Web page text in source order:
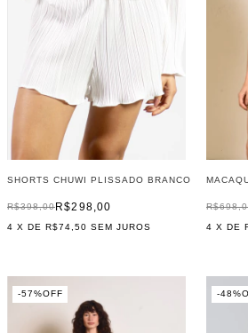
SHORTS CHUWI PLISSADO BRANCO
R$298,00
R$398,00
4 X DER$74,50 SEM JUROS 4 X DE
-57%OFF -48%